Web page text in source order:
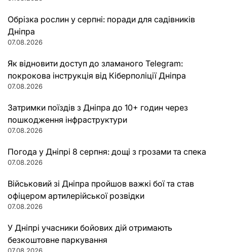
Обрізка рослин у серпні: поради для садівників
Дніпра
07.08.2026
Як відновити доступ до зламаного Telegram:
покрокова інструкція від Кіберполіції Дніпра
07.08.2026
Затримки поїздів з Дніпра до 10+ годин через
пошкодження інфраструктури
07.08.2026
Погода у Дніпрі 8 серпня: дощі з грозами та спека
07.08.2026
Військовий зі Дніпра пройшов важкі бої та став
офіцером артилерійської розвідки
07.08.2026
У Дніпрі учасники бойових дій отримають
безкоштовне паркування